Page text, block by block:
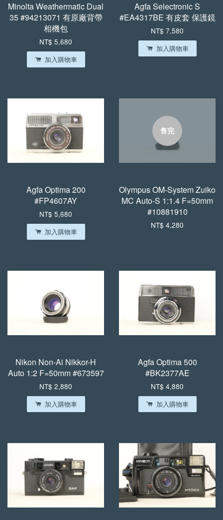
Minolta Weathermatic Dual
35 #94213071 有原廠背帶
相機包
NT$ 5,680
加入購物車
Agfa Selectronic S
#EA4317BE 有皮套 保護鏡
NT$ 7,580
加入購物車
Agfa Optima 200
#FP4607AY
NT$ 5,680
加入購物車
售完
Olympus OM-System Zuiko
MC Auto-S 1:1.4 F=50mm
#10881910
NT$ 4,280
Nikon Non-Ai Nikkor-H
Auto 1:2 F=50mm #673597
NT$ 2,880
加入購物車
Agfa Optima 500
#BK2377AE
NT$ 4,880
加入購物車